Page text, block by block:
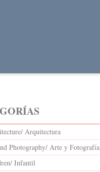
Arquitectura
Photography/ Arte y Fotografía
Infantil